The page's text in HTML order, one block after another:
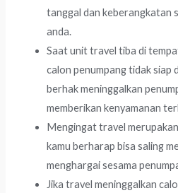
tanggal dan keberangkatan
anda.
Saat unit travel tiba di
calon penumpang tidak siap
berhak meninggalkan
memberikan kenyamanan
Mengingat travel
kamu berharap bisa saling
menghargai sesama
Jika travel meninggalkan